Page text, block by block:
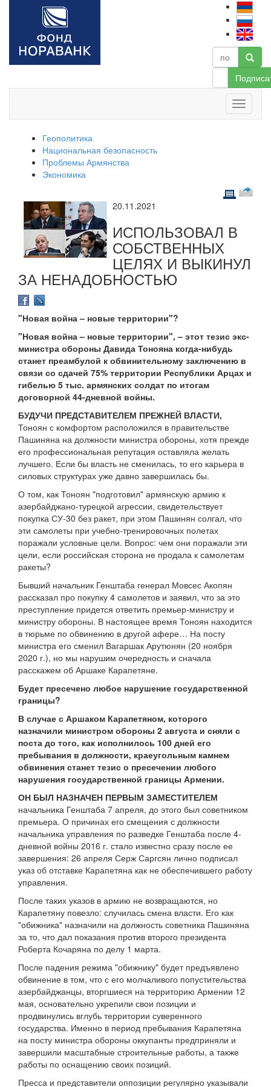
Геополитика
Национальная безопасность
Проблемы Армянства
Экономика
20.11.2021
ИСПОЛЬЗОВАЛ В
СОБСТВЕННЫХ
ЦЕЛЯХ И ВЫКИНУЛ
ЗА НЕНАДОБНОСТЬЮ
"Новая война – новые территории"?
"Новая война – новые территории", – этот тезис экс-
министра обороны Давида Тонояна когда-нибудь
станет преамбулой к обвинительному заключению в
связи со сдачей 75% территории Республики Арцах и
гибелью 5 тыс. армянских солдат по итогам
договорной 44-дневной войны.
БУДУЧИ ПРЕДСТАВИТЕЛЕМ ПРЕЖНЕЙ ВЛАСТИ,
Тоноян с комфортом расположился в правительстве
Пашиняна на должности министра обороны, хотя прежде
его профессиональная репутация оставляла желать
лучшего. Если бы власть не сменилась, то его карьера в
силовых структурах уже давно завершилась бы.
О том, как Тоноян "подготовил" армянскую армию к
азербайджано-турецкой агрессии, свидетельствует
покупка СУ-30 без ракет, при этом Пашинян солгал, что
эти самолеты при учебно-тренировочных полетах
поражали условные цели. Вопрос: чем они поражали эти
цели, если российская сторона не продала к самолетам
ракеты?
Бывший начальник Генштаба генерал Мовсес Акопян
рассказал про покупку 4 самолетов и заявил, что за это
преступление придется ответить премьер-министру и
министру обороны. В настоящее время Тоноян находится
в тюрьме по обвинению в другой афере… На посту
министра его сменил Вагаршак Арутюнян (20 ноября
2020 г.), но мы нарушим очередность и сначала
расскажем об Аршаке Карапетяне.
Будет пресечено любое нарушение государственной
границы?
В случае с Аршаком Карапетяном, которого
назначили министром обороны 2 августа и сняли с
поста до того, как исполнилось 100 дней его
пребывания в должности, краеугольным камнем
обвинения станет тезис о пресечении любого
нарушения государственной границы Армении.
ОН БЫЛ НАЗНАЧЕН ПЕРВЫМ ЗАМЕСТИТЕЛЕМ
начальника Генштаба 7 апреля, до этого был советником
премьера. О причинах его смещения с должности
начальника управления по разведке Генштаба после 4-
дневной войны 2016 г. стало известно сразу после ее
завершения: 26 апреля Серж Саргсян лично подписал
указ об отставке Карапетяна как не обеспечившего работу
управления.
После таких указов в армию не возвращаются, но
Карапетяну повезло: случилась смена власти. Его как
"обижника" назначили на должность советника Пашиняна
за то, что дал показания против второго президента
Роберта Кочаряна по делу 1 марта.
После падения режима "обижнику" будет предъявлено
обвинение в том, что с его молчаливого попустительства
азербайджанцы, вторгшиеся на территорию Армении 12
мая, основательно укрепили свои позиции и
продвинулись вглубь территории суверенного
государства. Именно в период пребывания Карапетяна
на посту министра обороны оккупанты предприняли и
завершили масштабные строительные работы, а также
работы по оснащению своих позиций.
Пресса и представители оппозиции регулярно указывали